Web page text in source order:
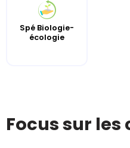
Spé Biologie-
écologie
Focus sur les